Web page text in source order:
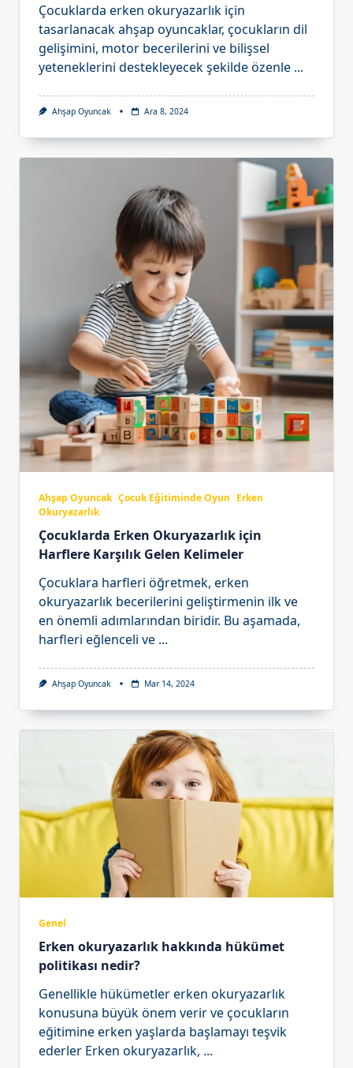
Çocuklarda erken okuryazarlık için
tasarlanacak ahşap oyuncaklar, çocukların dil
gelişimini, motor becerilerini ve bilişsel
yeteneklerini destekleyecek şekilde özenle ...
Ahşap Oyuncak Ara 8, 2024
Ahşap Oyuncak Çocuk Eğitiminde Oyun Erken
Okuryazarlık
Çocuklarda Erken Okuryazarlık için
Harflere Karşılık Gelen Kelimeler
Çocuklara harfleri öğretmek, erken
okuryazarlık becerilerini geliştirmenin ilk ve
en önemli adımlarından biridir. Bu aşamada,
harfleri eğlenceli ve ...
Ahşap Oyuncak Mar 14, 2024
Genel
Erken okuryazarlık hakkında hükümet
politikası nedir?
Genellikle hükümetler erken okuryazarlık
konusuna büyük önem verir ve çocukların
eğitimine erken yaşlarda başlamayı teşvik
ederler Erken okuryazarlık, ...